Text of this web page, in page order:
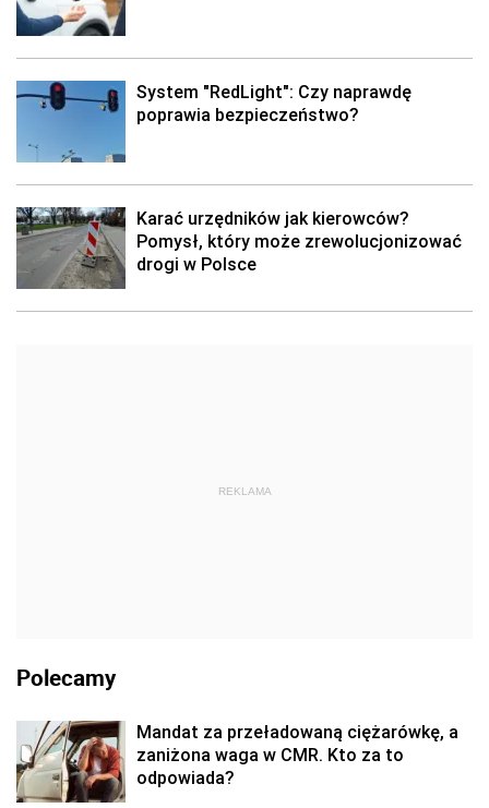
System "RedLight": Czy naprawdę
poprawia bezpieczeństwo?
Karać urzędników jak kierowców?
Pomysł, który może zrewolucjonizować
drogi w Polsce
REKLAMA
Polecamy
Mandat za przeładowaną ciężarówkę, a
zaniżona waga w CMR. Kto za to
odpowiada?